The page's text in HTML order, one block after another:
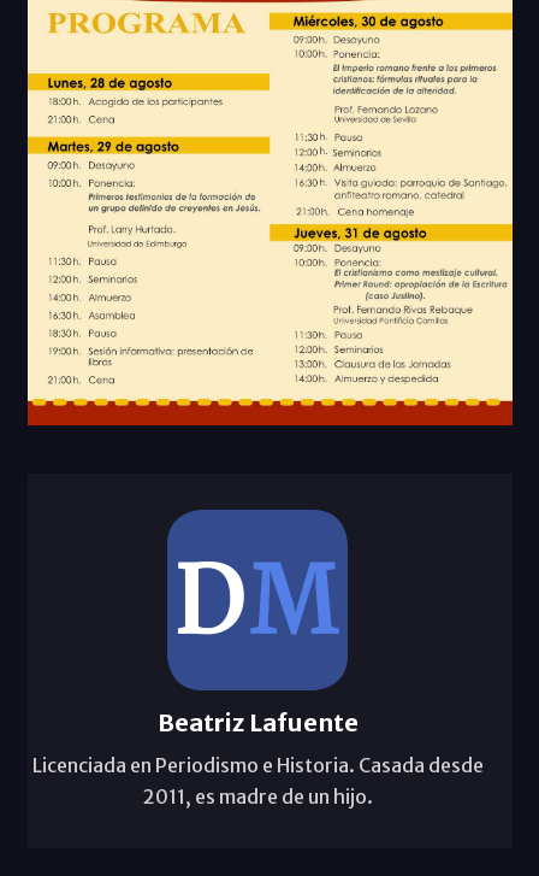
Beatriz Lafuente
Licenciada en Periodismo e Historia. Casada desde
2011, es madre de un hijo.